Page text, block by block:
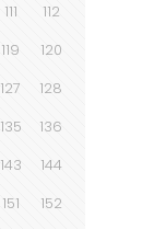
111
112
119
120
127
128
135
136
143
144
151
152